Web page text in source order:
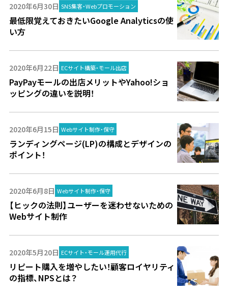
2020年6月30日 SNS集客・Webプロモーション
最低限覚えておきたいGoogle Analyticsの使
い方
2020年6月22日 ECサイト構築・モール出店
PayPayモールの出店メリットやYahoo!ショ
ッピングの違いを説明！
2020年6月15日 Webサイト制作・保守
ランディングページ(LP)の構成とデザインの
ポイント！
2020年6月8日 Webサイト制作・保守
【ヒックの法則】ユーザーを迷わせないための
Webサイト制作
2020年5月20日 ECサイト・モール運用代行
リピート購入を増やしたい！顧客ロイヤリティ
の指標、NPSとは？